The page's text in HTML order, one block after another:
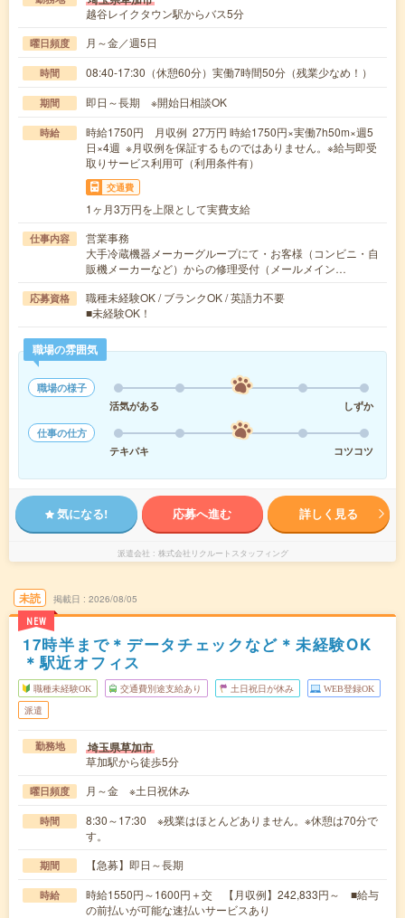
越谷レイクタウン駅からバス5分
曜日頻度 月～金／週5日
時間 08:40-17:30（休憩60分）実働7時間50分（残業少なめ！）
期間 即日～長期 ※開始日相談OK
時給
時給1750円 月収例 27万円 時給1750円×実働7h50m×週5
日×4週 ※月収例を保証するものではありません。※給与即受
取りサービス利用可（利用条件有）
交通費
1ヶ月3万円を上限として実費支給
仕事内容
営業事務
大手冷蔵機器メーカーグループにて・お客様（コンビニ・自
販機メーカーなど）からの修理受付（メールメイン…
応募資格
職種未経験OK / ブランクOK / 英語力不要
■未経験OK！
職場の雰囲気
職場の様子
活気がある
しずか
仕事の仕方
テキパキ
コツコツ
気になる! 応募へ進む 詳しく見る
派遣会社 株式会社リクルートスタッフィング
未読
NEW
掲載日 2026/08/05
17時半まで＊データチェックなど＊未経験OK
＊駅近オフィス
職種未経験OK 交通費別途支給あり 土日祝日が休み WEB登録OK
派遣
勤務地 埼玉県草加市
草加駅から徒歩5分
曜日頻度 月～金 ※土日祝休み
時間
8:30～17:30 ※残業はほとんどありません。※休憩は70分で
す。
期間 【急募】即日～長期
時給
時給1550円～1600円＋交 【月収例】242,833円～ ■給与
の前払いが可能な速払いサービスあり